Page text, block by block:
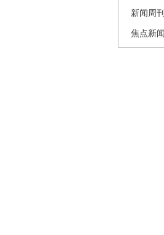
新闻周
焦点新